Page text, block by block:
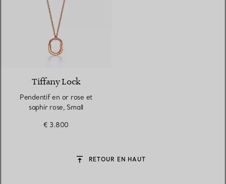
Tiffany Lock
Pendentif en or rose et
saphir rose, Small
€ 3.800
RETOUR EN HAUT